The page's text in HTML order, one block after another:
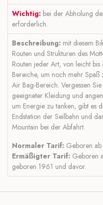
Wichtig: bei der Abholung
erforderlich.
Beschreibung: mit diesem
Routen und Strukturen des
Routen jeder Art, von leicht
Bereiche, um noch mehr
Air Bag-Bereich. Vergessen
geeigneter Kleidung und
um Energie zu tanken, gibt es
Endstation der Seilbahn und
Mountain bei der Abfahrt.
Normaler Tarif: Geboren
Ermäßigter Tarif: Geboren
geboren 1961 und davor.